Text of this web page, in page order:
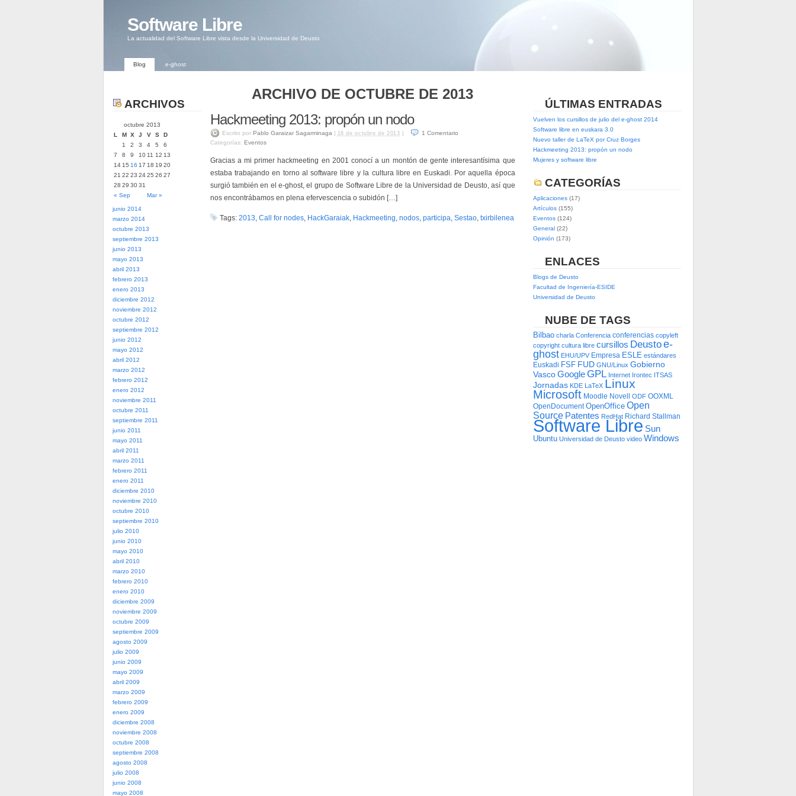
Software Libre
La actualidad del Software Libre vista desde la Universidad de Deusto
Blog e-ghost
ARCHIVOS
octubre 2013
L
M X J V S D
« Sep Mar »
1 2 3 4 5
6
7
8 9 10 11 12 13
14 15 16 17 18 19 20
21 22 23 24 25 26 27
28 29 30 31
junio 2014
marzo 2014
octubre 2013
septiembre 2013
junio 2013
mayo 2013
abril 2013
febrero 2013
enero 2013
diciembre 2012
noviembre 2012
octubre 2012
septiembre 2012
junio 2012
mayo 2012
abril 2012
marzo 2012
febrero 2012
enero 2012
noviembre 2011
octubre 2011
septiembre 2011
junio 2011
mayo 2011
abril 2011
marzo 2011
febrero 2011
enero 2011
diciembre 2010
noviembre 2010
octubre 2010
septiembre 2010
julio 2010
junio 2010
mayo 2010
abril 2010
marzo 2010
febrero 2010
enero 2010
diciembre 2009
noviembre 2009
octubre 2009
septiembre 2009
agosto 2009
julio 2009
junio 2009
mayo 2009
abril 2009
marzo 2009
febrero 2009
enero 2009
diciembre 2008
noviembre 2008
octubre 2008
septiembre 2008
agosto 2008
julio 2008
junio 2008
mayo 2008
ARCHIVO DE OCTUBRE DE 2013
Hackmeeting 2013: propón un nodo
Escrito por Pablo Garaizar Sagarminaga | 16 de octubre de 2013 | 1 Comentario
Categorías: Eventos
Gracias a mi primer hackmeeting en 2001 conocí a un montón de gente interesantísima que
estaba trabajando en torno al software libre y la cultura libre en Euskadi. Por aquella época
surgió también en el e-ghost, el grupo de Software Libre de la Universidad de Deusto, así que
nos encontrábamos en plena efervescencia o subidón […]
Tags:2013,Call for nodes, HackGaraiak, Hackmeeting,nodos,participa,Sestao,txirbilenea
ÚLTIMAS ENTRADAS
Vuelven los cursillos de julio del e-ghost 2014
Software libre en euskara 3.0
Nuevo taller de LaTeX por Cruz Borges
Hackmeeting 2013: propón un nodo
Mujeres y software libre
CATEGORÍAS
Aplicaciones(17)
Artículos(155)
Eventos(124)
General(22)
Opinión (173)
ENLACES
Blogs de Deusto
Facultad de Ingeniería-ESIDE
Universidad de Deusto
NUBE DE TAGS
Bilbao charla Conferencia conferencias copyleft
copyright cultura libre cursillos Deustoe-
ghost EHU/UPV Empresa ESLE estándares
Euskadi FSF FUD GNU/Linux Gobierno
Vasco Google GPL Internet Irontec ITSAS
Jornadas KDE LaTeX Linux
Microsoft Moodle Novell ODF OOXML
OpenDocument OpenOffice Open
Source Patentes RedHat Richard Stallman
Software Libre Sun
Ubuntu Universidad de Deusto video Windows